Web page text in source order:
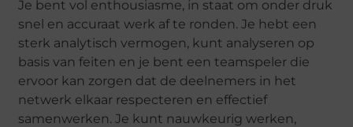
Je bent vol enthousiasme, in staat om onder druk
snel en accuraat werk af te ronden. Je hebt een
sterk analytisch vermogen, kunt analyseren op
basis van feiten en je bent een teamspeler die
ervoor kan zorgen dat de deelnemers in het
netwerk elkaar respecteren en effectief
samenwerken. Je kunt nauwkeurig werken,